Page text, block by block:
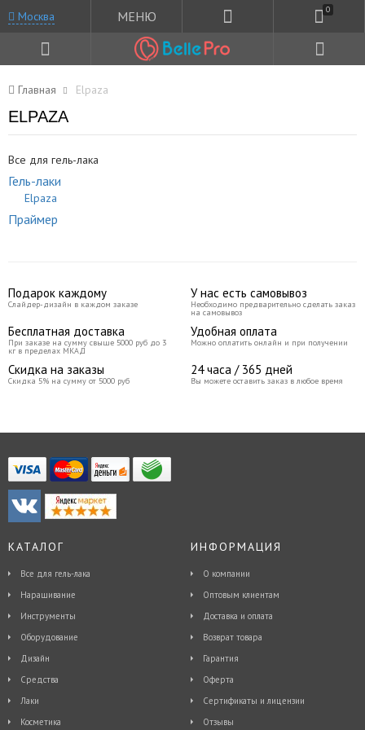
Москва МЕНЮ 0
Главная Elpaza
ELPAZA
Все для гель-лака
Гель-лаки
Elpaza
Праймер
Подарок каждому
Слайдер-дизайн в каждом заказе
У нас есть самовывоз
Необходимо предварительно сделать заказ
на самовывоз
Бесплатная доставка
При заказе на сумму свыше 5000 руб до 3
кг в пределах МКАД
Удобная оплата
Можно оплатить онлайн и при получении
Скидка на заказы
Скидка 5% на сумму от 5000 руб
24 часа / 365 дней
Вы можете оставить заказ в любое время
КАТАЛОГ
Все для гель-лака
Наращивание
Инструменты
Оборудование
Дизайн
Средства
Лаки
Косметика
ИНФОРМАЦИЯ
О компании
Оптовым клиентам
Доставка и оплата
Возврат товара
Гарантия
Оферта
Сертификаты и лицензии
Отзывы